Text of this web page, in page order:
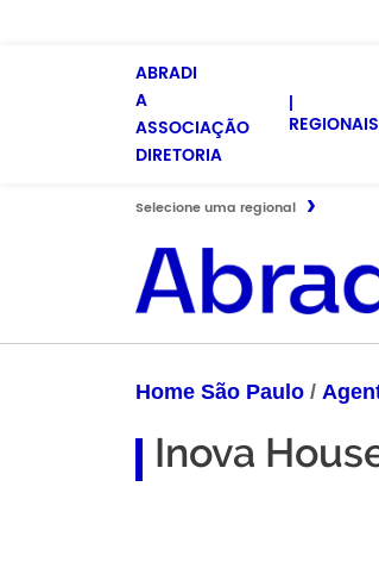
ABRADI
A
ASSOCIAÇÃO
DIRETORIA
REGIONAIS
Selecione uma regional
Home São Paulo /
Inova